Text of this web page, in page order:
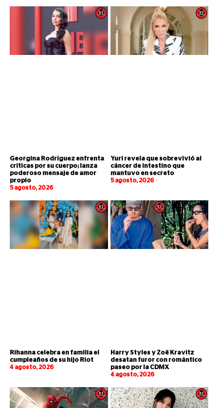
Georgina Rodríguez enfrenta
críticas por su cuerpo; lanza
poderoso mensaje de amor
propio
5 agosto, 2026
Yuri revela que sobrevivió al
cáncer de intestino que
mantuvo en secreto
5 agosto, 2026
Rihanna celebra en familia el
cumpleaños de su hijo Riot
4 agosto, 2026
Harry Styles y Zoë Kravitz
desatan furor con romántico
paseo por la CDMX
4 agosto, 2026